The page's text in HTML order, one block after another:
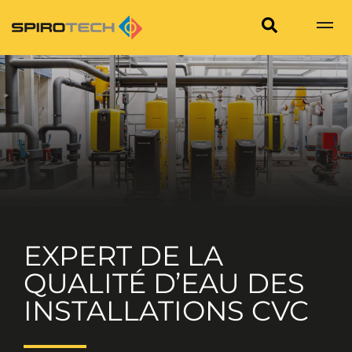
EXPERT DE LA
QUALITÉ D’EAU DES
INSTALLATIONS CVC